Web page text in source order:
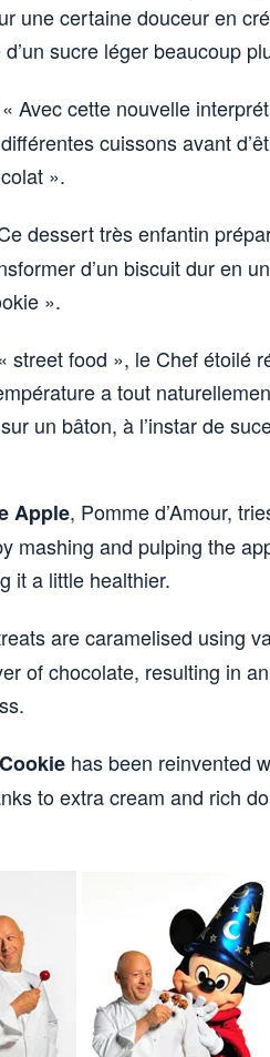
une certaine douceur en
sucre léger beaucoup
Avec cette nouvelle
cuissons avant
».
dessert très enfantin
d’un biscuit dur en
».
street food », le Chef étoilé
a tout
un bâton, à l’instar de
Apple, Pomme d’Amour,
mashing and pulping the
it a little healthier.
are caramelised using
of chocolate, resulting in
Cookie has been reinvented
to extra cream and rich